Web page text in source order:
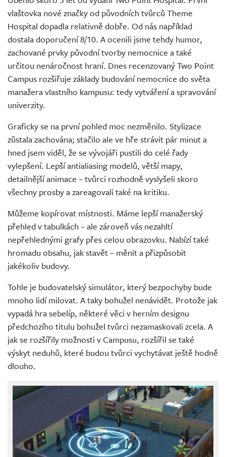
vlaštovka nové značky od původních tvůrců Theme
Hospital dopadla relativně dobře. Od nás například
dostala doporučení 8/10. A ocenili jsme tehdy humor,
zachované prvky původní tvorby nemocnice a také
určitou nenáročnost hraní. Dnes recenzovaný Two Point
Campus rozšiřuje základy budování nemocnice do světa
manažera vlastního kampusu: tedy vytváření a spravování
univerzity.
Graficky se na první pohled moc nezměnilo. Stylizace
zůstala zachována; stačilo ale ve hře strávit pár minut a
hned jsem viděl, že se vývojáři pustili do celé řady
vylepšení. Lepší antialiasing modelů, větší mapy,
detailnější animace – tvůrci rozhodně vyslyšeli skoro
všechny prosby a zareagovali také na kritiku.
Můžeme kopírovat místnosti. Máme lepší manažerský
přehled v tabulkách – ale zároveň vás nezahltí
nepřehlednými grafy přes celou obrazovku. Nabízí také
hromadu obsahu, jak stavět – měnit a přizpůsobit
jakékoliv budovy.
Tohle je budovatelský simulátor, který bezpochyby bude
mnoho lidí milovat. A taky bohužel nenávidět. Protože jak
vypadá hra sebelíp, některé věci v herním designu
předchozího titulu bohužel tvůrci nezamaskovali zcela. A
jak se rozšířily možnosti v Campusu, rozšířil se také
výskyt neduhů, které budou tvůrci vychytávat ještě hodně
dlouho.